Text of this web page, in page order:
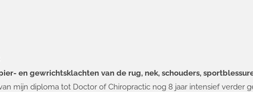
en gewrichtsklachten van de rug, nek, schouders,
mijn diploma tot Doctor of Chiropractic nog 8 jaar intensief verder